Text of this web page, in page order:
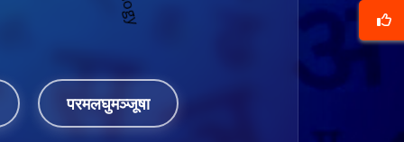
परमलघुमञ्जूषा